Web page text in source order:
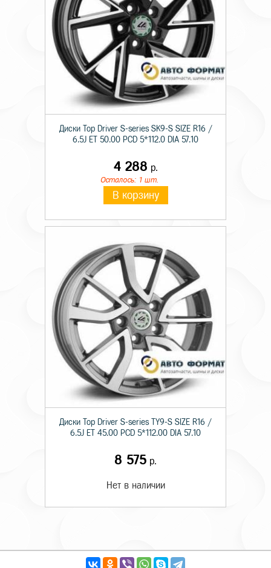
Диски Top Driver S-series SK9-S SIZE R16 /
6.5J ET 50.00 PCD 5*112.0 DIA 57.10
4 288 р.
Осталось: 1 шт.
В корзину
Диски Top Driver S-series TY9-S SIZE R16 /
6.5J ET 45.00 PCD 5*112.00 DIA 57.10
8 575 р.
Нет в наличии